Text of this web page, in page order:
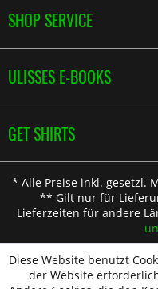
SHOP SERVICE
ULISSES E-BOOKS
GET SHIRTS
* Alle Preise inkl. gesetzl.
** Gilt nur für
Lieferzeiten für andere
Diese Website benutzt
der Website